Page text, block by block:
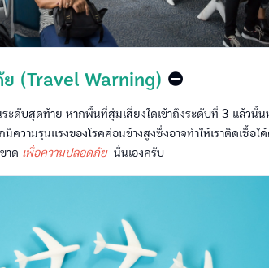
ย (Travel Warning) ⛔️
ดับสุดท้าย หากพื้นที่สุ่มเสี่ยงใดเข้าถึงระดับที่ 3 แล้วนั้น
มีความรุนแรงของโรคค่อนข้างสูงซึ่งอาจทำให้เราติดเชื้อไ
าด เพื่อความปลอดภัย นั่นเองครับ